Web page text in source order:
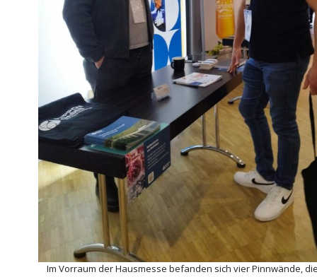
Im Vorraum der Hausmesse befanden sich vier Pinnwände,